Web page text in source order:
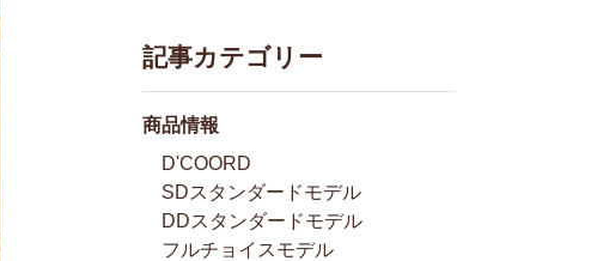
記事カテゴリー
商品情報
D'COORD
SDスタンダードモデル
DDスタンダードモデル
フルチョイスモデル